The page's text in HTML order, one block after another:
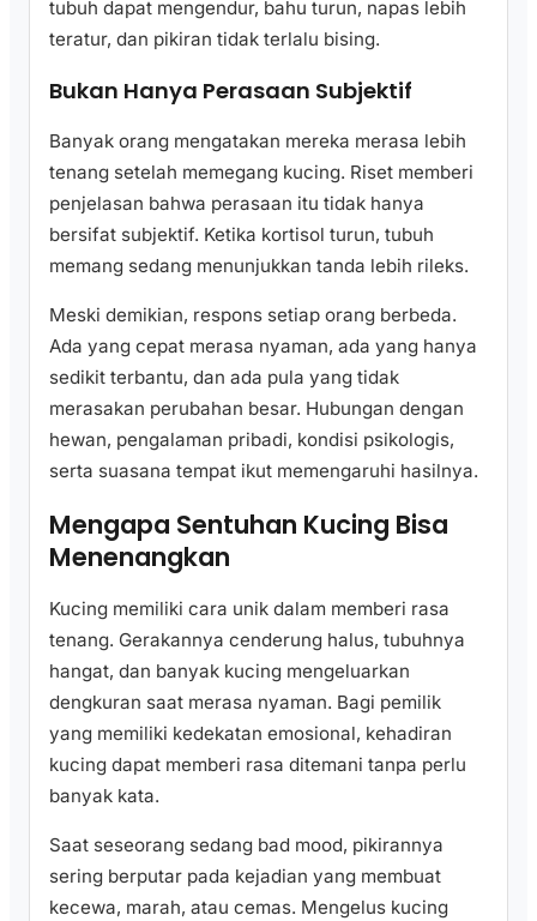
tubuh dapat mengendur, bahu turun, napas lebih
teratur, dan pikiran tidak terlalu bising.
Bukan Hanya Perasaan Subjektif
Banyak orang mengatakan mereka merasa lebih
tenang setelah memegang kucing. Riset memberi
penjelasan bahwa perasaan itu tidak hanya
bersifat subjektif. Ketika kortisol turun, tubuh
memang sedang menunjukkan tanda lebih rileks.
Meski demikian, respons setiap orang berbeda.
Ada yang cepat merasa nyaman, ada yang hanya
sedikit terbantu, dan ada pula yang tidak
merasakan perubahan besar. Hubungan dengan
hewan, pengalaman pribadi, kondisi psikologis,
serta suasana tempat ikut memengaruhi hasilnya.
Mengapa Sentuhan Kucing Bisa
Menenangkan
Kucing memiliki cara unik dalam memberi rasa
tenang. Gerakannya cenderung halus, tubuhnya
hangat, dan banyak kucing mengeluarkan
dengkuran saat merasa nyaman. Bagi pemilik
yang memiliki kedekatan emosional, kehadiran
kucing dapat memberi rasa ditemani tanpa perlu
banyak kata.
Saat seseorang sedang bad mood, pikirannya
sering berputar pada kejadian yang membuat
kecewa, marah, atau cemas. Mengelus kucing